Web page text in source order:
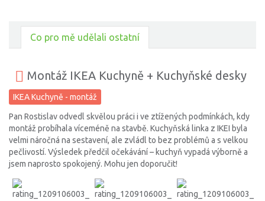
Co pro mě udělali ostatní
Montáž IKEA Kuchyně + Kuchyňské desky
IKEA Kuchyně - montáž
Pan Rostislav odvedl skvělou práci i ve ztížených podmínkách, kdy
montáž probíhala víceméně na stavbě. Kuchyňská linka z IKEI byla
velmi náročná na sestavení, ale zvládl to bez problémů a s velkou
pečlivostí. Výsledek předčil očekávání – kuchyň vypadá výborně a
jsem naprosto spokojený. Mohu jen doporučit!